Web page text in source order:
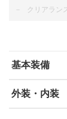
－ クリアラン
基本装備
エアバッグ
外装・内装